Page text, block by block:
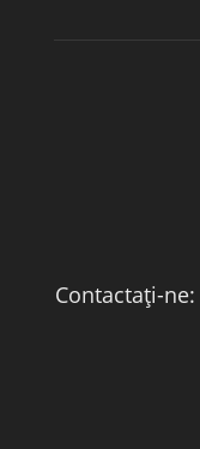
Contactați-ne: